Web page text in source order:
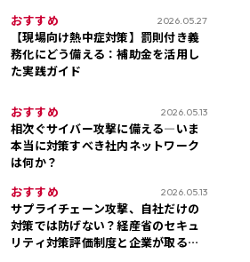
おすすめ
2026.05.27
【現場向け熱中症対策】罰則付き義
務化にどう備える：補助金を活用し
た実践ガイド
おすすめ 2026.05.13
相次ぐサイバー攻撃に備える―いま
本当に対策すべき社内ネットワーク
は何か？
おすすめ
2026.05.13
サプライチェーン攻撃、自社だけの
対策では防げない？経産省のセキュ
リティ対策評価制度と企業が取るべ